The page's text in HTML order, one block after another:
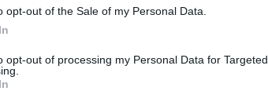
opt-out of the Sale of my Personal Data.
opt-out of processing my Personal Data for Targeted
Καρκίνος Προστάτη:
Επεμβατική Εστιακή